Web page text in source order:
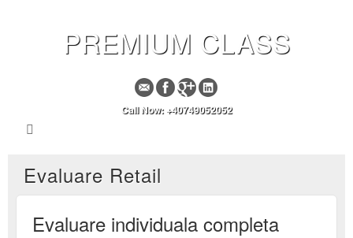
PREMIUM CLASS
Call Now: +40749052052
Evaluare Retail
Evaluare individuala completa